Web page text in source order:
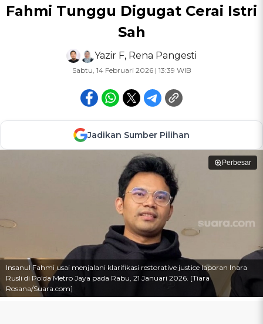
Fahmi Tunggu Digugat Cerai Istri
Sah
Yazir F, Rena Pangesti
Sabtu, 14 Februari 2026 | 13:39 WIB
Jadikan Sumber Pilihan
Perbesar
Insanul Fahmi usai menjalani klarifikasi restorative justice laporan Inara
Rusli di Polda Metro Jaya pada Rabu, 21 Januari 2026. [Tiara
Rosana/Suara.com]